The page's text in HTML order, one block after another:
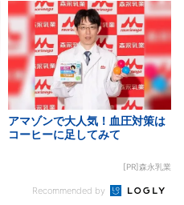
アマゾンで大人気！血圧対策は
コーヒーに足してみて
[PR]森永乳業
Recommended by